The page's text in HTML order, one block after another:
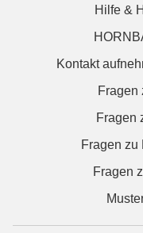
Hilfe &
Kontakt
Fragen
Fragen
Fragen zu
Fragen